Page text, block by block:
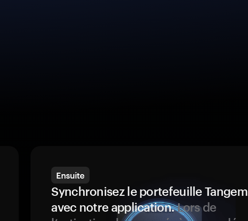
Ensuite
Synchronisez le portefeuille Tangem
avec notre application.Lors de